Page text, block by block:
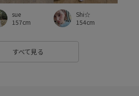
程よい厚み
薄手
金ボタン
sue
157cm
Shi☆
154cm
すべて見る